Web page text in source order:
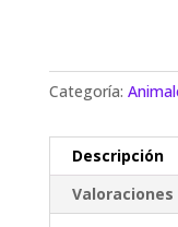
Categoría:
Descripción
Valoraciones